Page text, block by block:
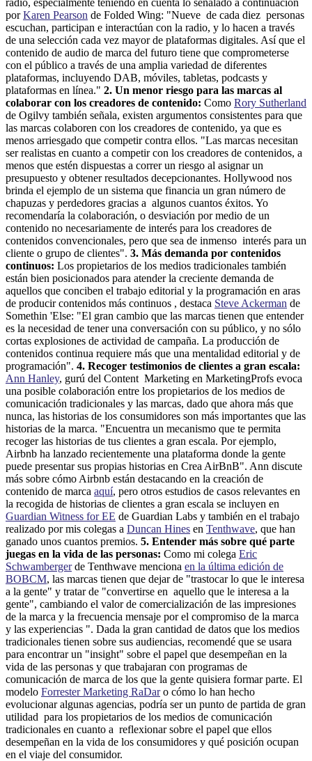
radio, especialmente teniendo en cuenta lo señalado a continuación
porKaren Pearson de Folded Wing: "Nueve de cada diez personas
escuchan, participan e interactúan con la radio, y lo hacen a través
de una selección cada vez mayor de plataformas digitales. Así que el
contenido de audio de marca del futuro tiene que comprometerse
con el público a través de una amplia variedad de diferentes
plataformas, incluyendo DAB, móviles, tabletas, podcasts y
plataformas en línea." 2. Un menor riesgo para las marcas al
colaborar con los creadores de contenido: Como Rory Sutherland
de Ogilvy también señala, existen argumentos consistentes para que
las marcas colaboren con los creadores de contenido, ya que es
menos arriesgado que competir contra ellos. "Las marcas necesitan
ser realistas en cuanto a competir con los creadores de contenidos, a
menos que estén dispuestas a correr un riesgo al asignar un
presupuesto y obtener resultados decepcionantes. Hollywood nos
brinda el ejemplo de un sistema que financia un gran número de
chapuzas y perdedores gracias a algunos cuantos éxitos. Yo
recomendaría la colaboración, o desviación por medio de un
contenido no necesariamente de interés para los creadores de
contenidos convencionales, pero que sea de inmenso interés para un
cliente o grupo de clientes". 3. Más demanda por contenidos
continuos: Los propietarios de los medios tradicionales también
están bien posicionados para atender la creciente demanda de
aquellos que conciben el trabajo editorial y la programación en aras
de producir contenidos más continuos , destaca Steve Ackerman de
Somethin 'Else: "El gran cambio que las marcas tienen que entender
es la necesidad de tener una conversación con su público, y no sólo
cortas explosiones de actividad de campaña. La producción de
contenidos continua requiere más que una mentalidad editorial y de
programación". 4. Recoger testimonios de clientes a gran escala:
Ann Hanley, gurú del Content Marketing en MarketingProfs evoca
una posible colaboración entre los propietarios de los medios de
comunicación tradicionales y las marcas, dado que ahora más que
nunca, las historias de los consumidores son más importantes que las
historias de la marca. "Encuentra un mecanismo que te permita
recoger las historias de tus clientes a gran escala. Por ejemplo,
Airbnb ha lanzado recientemente una plataforma donde la gente
puede presentar sus propias historias en Crea AirBnB". Ann discute
más sobre cómo Airbnb están destacando en la creación de
contenido de marca aquí, pero otros estudios de casos relevantes en
la recogida de historias de clientes a gran escala se incluyen en
Guardian Witness for EE de Guardian Labs y también en el trabajo
realizado por mis colegas a Duncan Hines en Tenthwave, que han
ganado unos cuantos premios. 5. Entender más sobre qué parte
juegas en la vida de las personas: Como mi colega Eric
Schwambergerde Tenthwave menciona en la última edición de
BOBCM, las marcas tienen que dejar de "trastocar lo que le interesa
a la gente" y tratar de "convertirse en aquello que le interesa a la
gente", cambiando el valor de comercialización de las impresiones
de la marca y la frecuencia mensaje por el compromiso de la marca
y las experiencias ". Dada la gran cantidad de datos que los medios
tradicionales tienen sobre sus audiencias, recomendé que se usara
para encontrar un "insight" sobre el papel que desempeñan en la
vida de las personas y que trabajaran con programas de
comunicación de marca de los que la gente quisiera formar parte. El
modelo Forrester Marketing RaDaro cómo lo han hecho
evolucionar algunas agencias, podría ser un punto de partida de gran
utilidad para los propietarios de los medios de comunicación
tradicionales en cuanto a reflexionar sobre el papel que ellos
desempeñan en la vida de los consumidores y qué posición ocupan
en el viaje del consumidor.